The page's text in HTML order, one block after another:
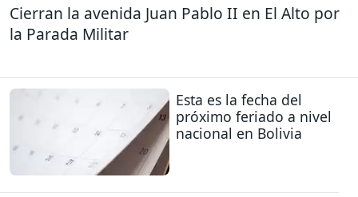
Cierran la avenida Juan Pablo II en El Alto por
la Parada Militar
Esta es la fecha del
próximo feriado a nivel
nacional en Bolivia